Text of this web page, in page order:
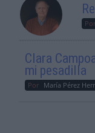
Por
Clara
mi pesadilla
Por María Pérez